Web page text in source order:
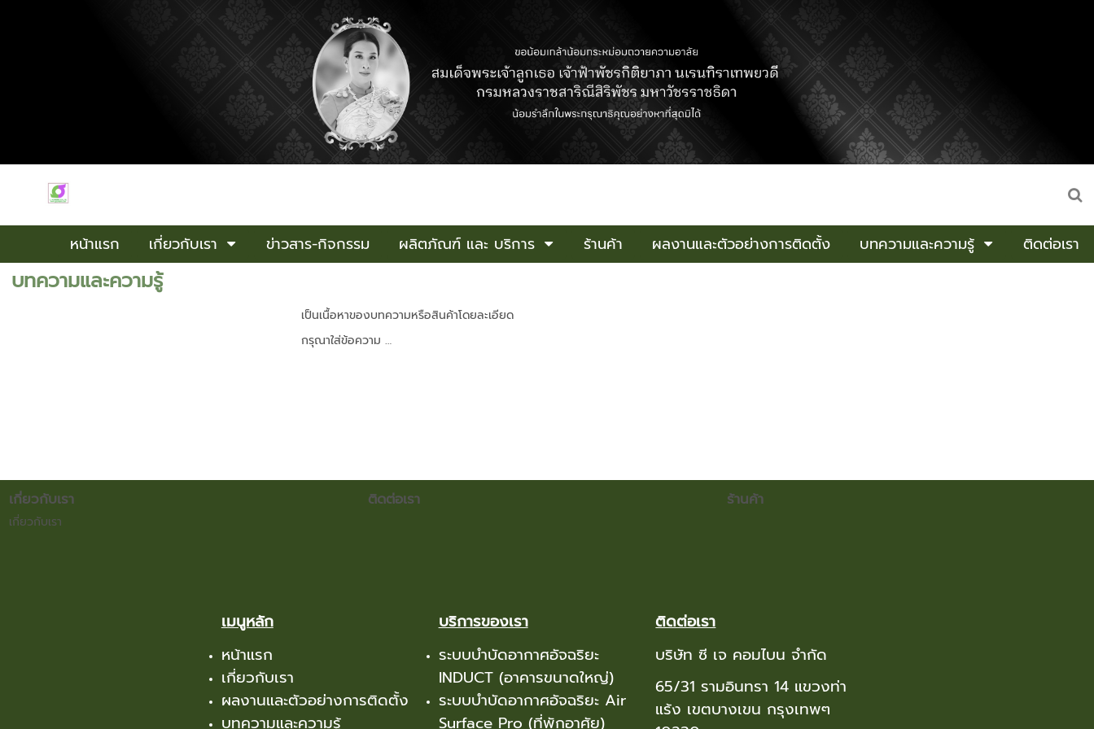
หน้าแรก เกี่ยวกับเรา ข่าวสาร-กิจกรรม ผลิตภัณฑ์ และ บริการ ร้านค้า ผลงานและตัวอย่างการติดตั้ง บทความและความรู้ ติดต่อเรา
บทความและความรู้
เป็นเนื้อหาของบทความหรือสินค้าโดยละเอียด
กรุณาใส่ข้อความ …
เกี่ยวกับเรา
เกี่ยวกับเรา
ติดต่อเรา ร้านค้า
เมนูหลัก
หน้าแรก
เกี่ยวกับเรา
ผลงานและตัวอย่างการติดตั้ง
บทความและความรู้
บริการของเรา
ระบบบำบัดอากาศอัจฉริยะ
INDUCT (อาคารขนาดใหญ่)
ระบบบำบัดอากาศอัจฉริยะ Air
Surface Pro (ที่พักอาศัย)
ติดต่อเรา
บริษัท ซี เจ คอมไบน จำกัด
65/31 รามอินทรา 14 แขวงท่า
แร้ง เขตบางเขน กรุงเทพๆ